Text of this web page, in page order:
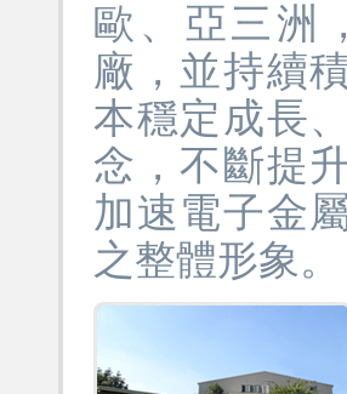
歐、亞三洲
廠，並持續
本穩定成長
念，不斷提
加速電子金
之整體形象。